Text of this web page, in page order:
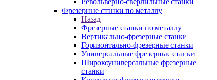
Револьверно-сверлильные станки
Фрезерные станки по металлу
Назад
Фрезерные станки по металлу
Вертикально-фрезерные станки
Горизонтально-фрезерные станки
Универсальные фрезерные станки
Широкоуниверсальные фрезерные
станки